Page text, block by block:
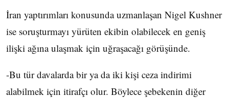
İran yaptırımları konusunda uzmanlaşan Nigel Kushner
ise soruşturmayı yürüten ekibin olabilecek en geniş
ilişki ağına ulaşmak için uğraşacağı görüşünde.
-Bu tür davalarda bir ya da iki kişi ceza indirimi
alabilmek için itirafçı olur. Böylece şebekenin diğer